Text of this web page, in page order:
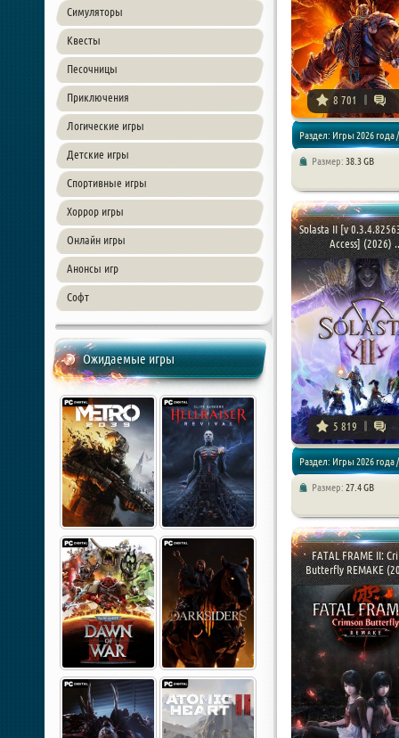
Симуляторы
Квесты
Песочницы
Приключения
Логические игры
Детские игры
Спортивные игры
Хоррор игры
Онлайн игры
Анонсы игр
Софт
Ожидаемые игры
8 701
Раздел: Игры 2026 года /
Размер: 38.3 GB
Solasta II [v
Access] (2026)
5 819
Раздел: Игры 2026 года /
Размер: 27.4 GB
FATAL FRAME II:
Butterfly REMAKE